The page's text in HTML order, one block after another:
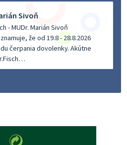
Sivoň
- MUDr. Marián Sivoň
že od 19.8 - 28.8.2026
čerpania dovolenky. Akútne